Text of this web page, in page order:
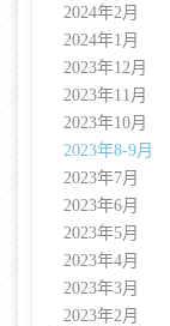
2024年2月
2024年1月
2023年12月
2023年11月
2023年10月
2023年8-9月
2023年7月
2023年6月
2023年5月
2023年4月
2023年3月
2023年2月